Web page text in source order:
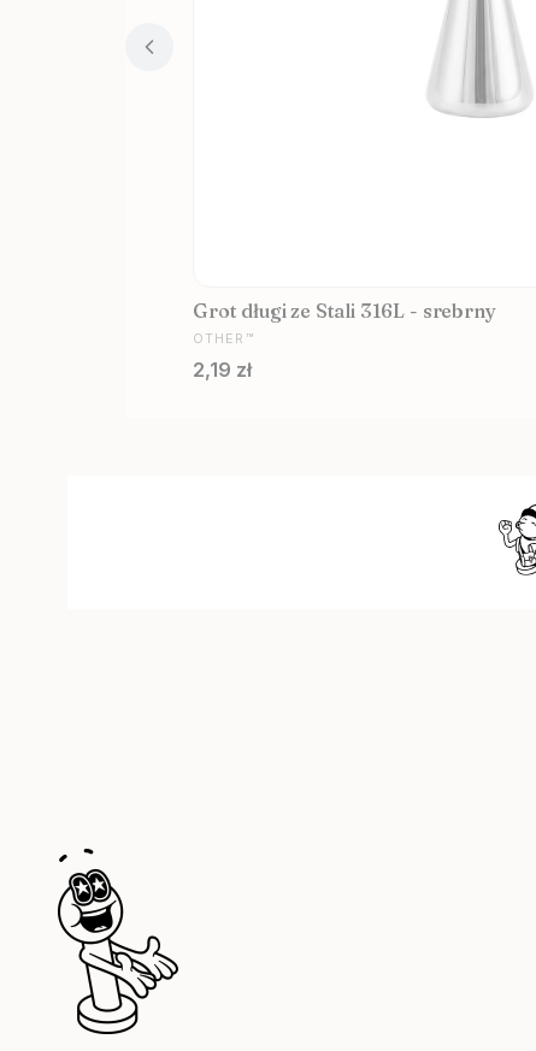
Grot długi ze Stali 316L - srebrny
PRODUCENT
OTHER™
Cena
2,19 zł